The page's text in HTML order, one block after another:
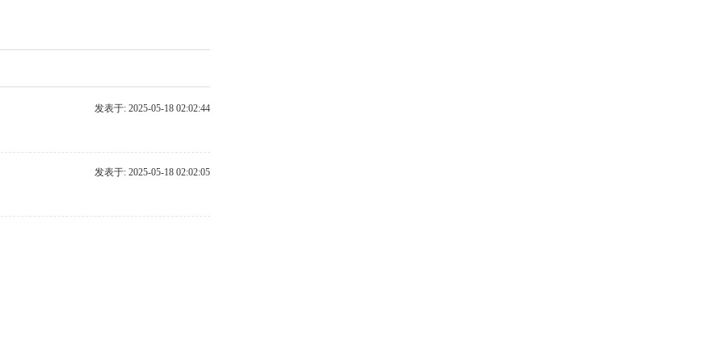
发表于: 2025-05-18 02:02:44
发表于: 2025-05-18 02:02:05